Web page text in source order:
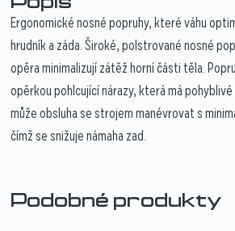
Ergonomické nosné popruhy, které váhu
hrudník a záda. Široké, polstrované nosné
opěra minimalizují zátěž horní části těla.
opěrkou pohlcující nárazy, která má
může obsluha se strojem manévrovat s
čímž se snižuje námaha zad.
Podobné produkty